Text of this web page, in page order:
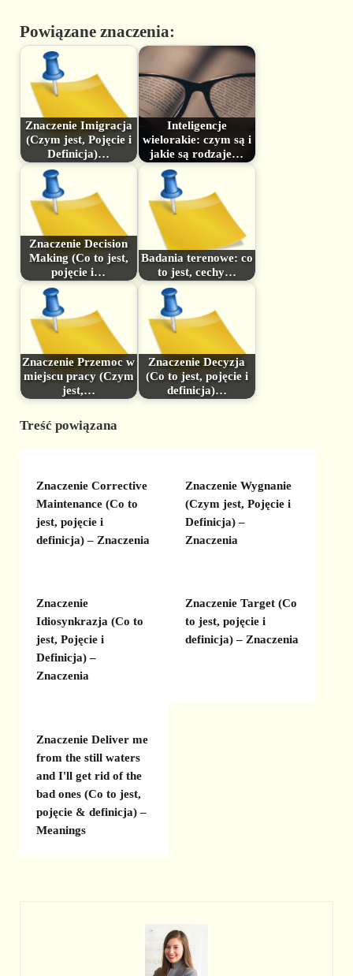
Powiązane znaczenia:
Znaczenie Imigracja
(Czym jest, Pojęcie i
Definicja)…
Inteligencje
wielorakie: czym są i
jakie są rodzaje…
Znaczenie Decision
Making (Co to jest,
pojęcie i…
Badania terenowe: co
to jest, cechy…
Znaczenie Przemoc w
miejscu pracy (Czym
jest,…
Znaczenie Decyzja
(Co to jest, pojęcie i
definicja)…
Treść powiązana
Znaczenie Corrective
Maintenance (Co to
jest, pojęcie i
definicja) – Znaczenia
Znaczenie Wygnanie
(Czym jest, Pojęcie i
Definicja) –
Znaczenia
Znaczenie
Idiosynkrazja (Co to
jest, Pojęcie i
Definicja) –
Znaczenia
Znaczenie Target (Co
to jest, pojęcie i
definicja) – Znaczenia
Znaczenie Deliver me
from the still waters
and I'll get rid of the
bad ones (Co to jest,
pojęcie & definicja) –
Meanings